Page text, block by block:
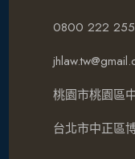
0800 222 255
桃園市桃園區
台北市中正區